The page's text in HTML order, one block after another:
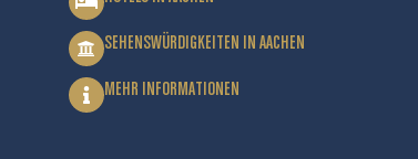
SEHENSWÜRDIGKEITEN IN AACHEN
MEHR INFORMATIONEN